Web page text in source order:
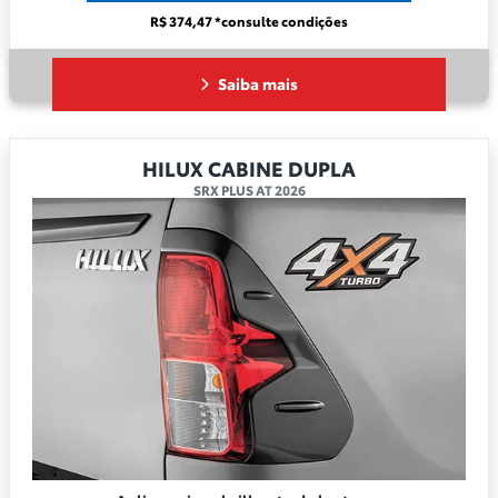
R$ 374,47 *consulte condições
Saiba mais
HILUX CABINE DUPLA
SRX PLUS AT 2026